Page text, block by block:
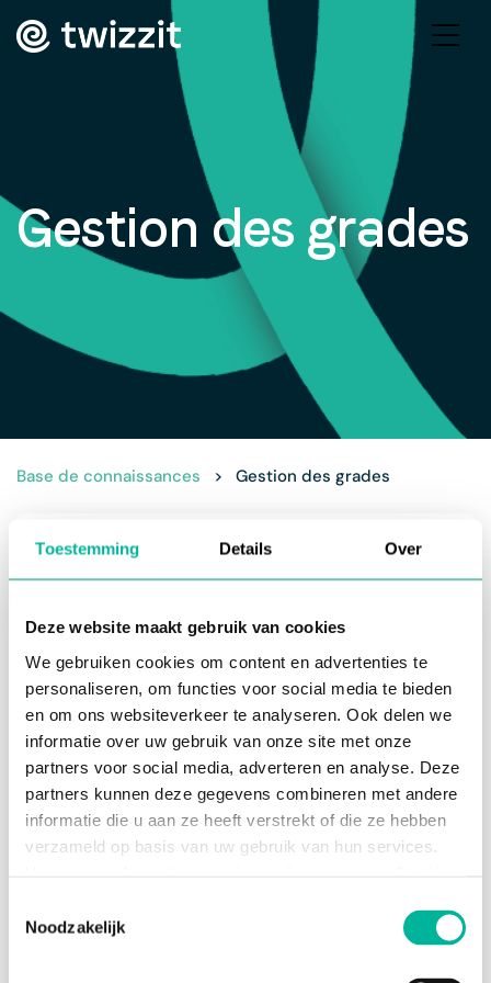
Toestemming Details Over
Deze website maakt gebruik van cookies
We gebruiken cookies om content en advertenties te
personaliseren, om functies voor social media te bieden
en om ons websiteverkeer te analyseren. Ook delen we
informatie over uw gebruik van onze site met onze
partners voor social media, adverteren en analyse. Deze
partners kunnen deze gegevens combineren met andere
informatie die u aan ze heeft verstrekt of die ze hebben
verzameld op basis van uw gebruik van hun services.
functioneren van de website en kunnen niet worden
Noodzakelijk
Gestion des grades
Base de connaissances > Gestion des grades
Ce manuel est uniquement disponible en
Ce module est disponible sur demande.